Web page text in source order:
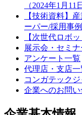
（2024年1月11
【技術資料】
ーパー/採用事
【次世代ロボ
展示会・セミナ
アンケート一覧
代理店・支店一
コンガテック
企業へのお問